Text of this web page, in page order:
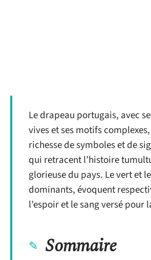
Le drapeau portugais, avec
vives et ses motifs
richesse de symboles et de
qui retracent l’histoire
glorieuse du pays. Le vert et
dominants, évoquent
l’espoir et le sang versé pour
Sommaire